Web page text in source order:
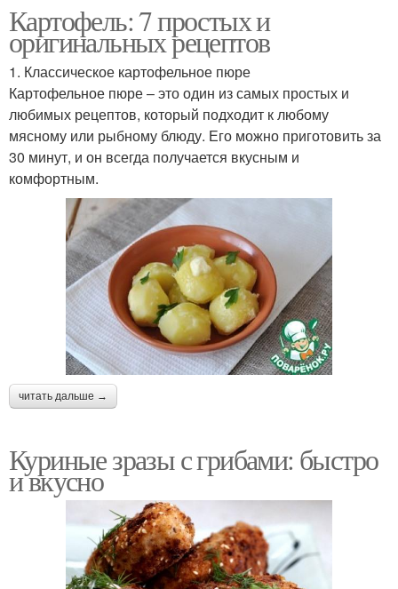
Картофель: 7 простых и
оригинальных рецептов
1. Классическое картофельное пюре
Картофельное пюре – это один из самых простых и
любимых рецептов, который подходит к любому
мясному или рыбному блюду. Его можно приготовить за
30 минут, и он всегда получается вкусным и
комфортным.
читать дальше →
Куриные зразы с грибами: быстро
и вкусно